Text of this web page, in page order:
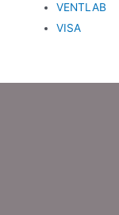
VENTLAB
VISA